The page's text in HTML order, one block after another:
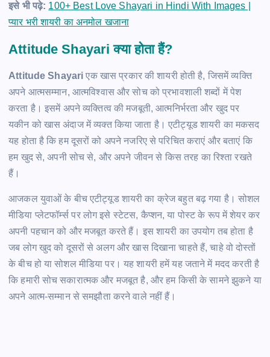
इसे भी पढ़े: 100+ Best Love Shayari in Hindi With Images |
प्यार भरी शायरी का अनमोल खजाना
Attitude Shayari क्या होता हैं?
Attitude Shayari एक खास प्रकार की शायरी होती है, जिसमें व्यक्ति
अपने आत्मसम्मान, आत्मविश्वास और सोच को प्रभावशाली शब्दों में पेश
करता है। इसमें अपने व्यक्तित्व की मजबूती, आत्मनिर्भरता और खुद पर
यकीन को खास अंदाज में व्यक्त किया जाता है। एटीट्यूड शायरी का मकसद
यह होता है कि हम दूसरों को अपने नजरिए से परिचित कराएं और बताएं कि
हम खुद से, अपनी सोच से, और अपने जीवन से किस तरह का रिश्ता रखते
हैं।
आजकल युवाओं के बीच एटीट्यूड शायरी का क्रेज बहुत बढ़ गया है। सोशल
मीडिया प्लेटफॉर्म्स पर लोग इसे स्टेटस, कैप्शन, या पोस्ट के रूप में शेयर कर
अपनी पहचान को और मजबूत करते हैं। इस शायरी का उपयोग तब होता है
जब लोग खुद को दूसरों से अलग और खास दिखाना चाहते हैं, चाहे वो दोस्तों
के बीच हो या सोशल मीडिया पर। यह शायरी हमें यह जताने में मदद करती है
कि हमारी सोच सकारात्मक और मजबूत है, और हम किसी के सामने झुकने या
अपने आत्म-सम्मान से समझौता करने वाले नहीं हैं।